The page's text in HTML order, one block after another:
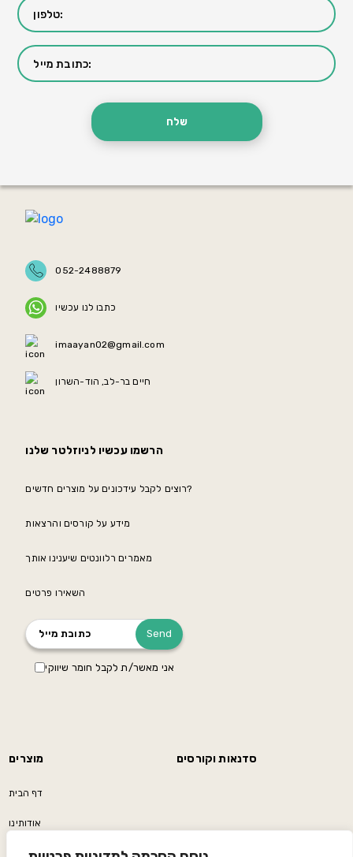
מוצרים
דף הבית
אודותינו
פודקאסט/בלוג
סדנאות וקורסים
הרשמו עכשיו לניוזלטר שלנו
רוצים לקבל עידכונים על מוצרים חדשים?
מידע על קורסים והרצאות
מאמרים רלוונטים שיענינו אותך
השאירו פרטים
אני מאשר/ת לקבל חומר שיווקי
052-2488879
כתבו לנו עכשיו
imaayan02@gmail.com
חיים בר-לב, הוד-השרון